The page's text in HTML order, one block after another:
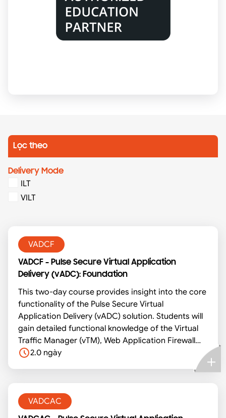
Lọc theo
Delivery Mode
ILT
VILT
VADCF
VADCF - Pulse Secure Virtual Application
Delivery (vADC): Foundation
This two-day course provides insight into the core
functionality of the Pulse Secure Virtual
Application Delivery (vADC) solution. Students will
gain detailed functional knowledge of the Virtual
Traffic Manager (vTM), Web Application Firewall
and Services Director. Key areas include traffic
principal functions of the product in action.
2.0 ngày
VADCAC